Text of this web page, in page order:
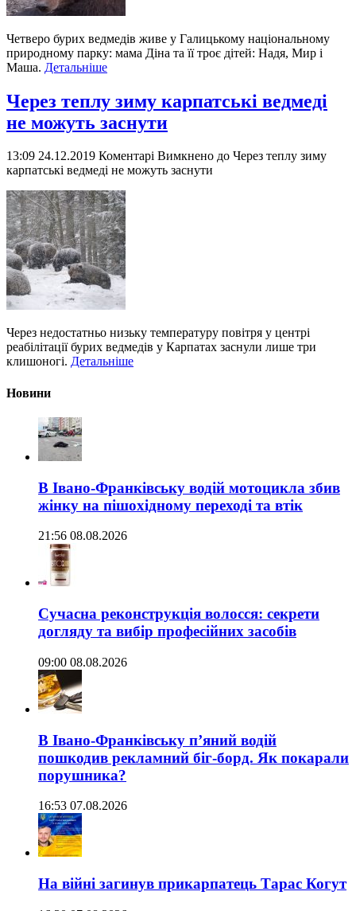
Четверо бурих ведмедів живе у Галицькому національному
природному парку: мама Діна та її троє дітей: Надя, Мир і
Маша. Детальніше
Через теплу зиму карпатські ведмеді
не можуть заснути
13:09 24.12.2019 Коментарі Вимкнено до Через теплу зиму
карпатські ведмеді не можуть заснути
Через недостатньо низьку температуру повітря у центрі
реабілітації бурих ведмедів у Карпатах заснули лише три
клишоногі. Детальніше
Новини
В Івано-Франківську водій мотоцикла збив
жінку на пішохідному переході та втік
21:56 08.08.2026
Сучасна реконструкція волосся: секрети
догляду та вибір професійних засобів
09:00 08.08.2026
В Івано-Франківську п’яний водій
пошкодив рекламний біг-борд. Як покарали
порушника?
16:53 07.08.2026
На війні загинув прикарпатець Тарас Когут